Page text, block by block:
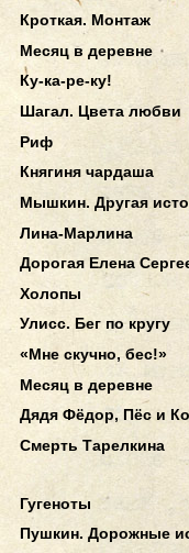
Кроткая. Монтаж
Месяц в деревне
Ку-ка-ре-ку!
Шагал. Цвета любви
Риф
Княгиня чардаша
Мышкин. Другая
Лина-Марлина
Дорогая Елена
Холопы
Улисс. Бег по кругу
«Мне скучно, бес!»
Месяц в деревне
Дядя Фёдор, Пёс и
Смерть Тарелкина
Гугеноты
Пушкин. Дорожные